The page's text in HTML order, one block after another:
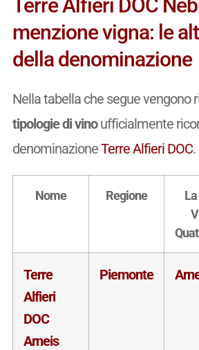
Terre Alfieri DOC
menzione vigna: le
della denominazione
Nella tabella che segue vengono
tipologie di vinoufficialmente
denominazioneTerre Alfieri DOC.
Nome Regione
Terre
Alfieri
DOC
Arneis
Piemonte